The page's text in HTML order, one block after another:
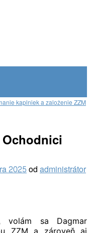
kaplniek a založenie ZZM
2025odadministrátor
volám sa Dagmar
ZZM a zároveň aj